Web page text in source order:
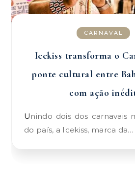
CARNAVAL
Icekiss transforma o
ponte cultural entre
com ação
Unindo dois dos carnavais mais vibrantes
do país, a Icekiss, marca da…